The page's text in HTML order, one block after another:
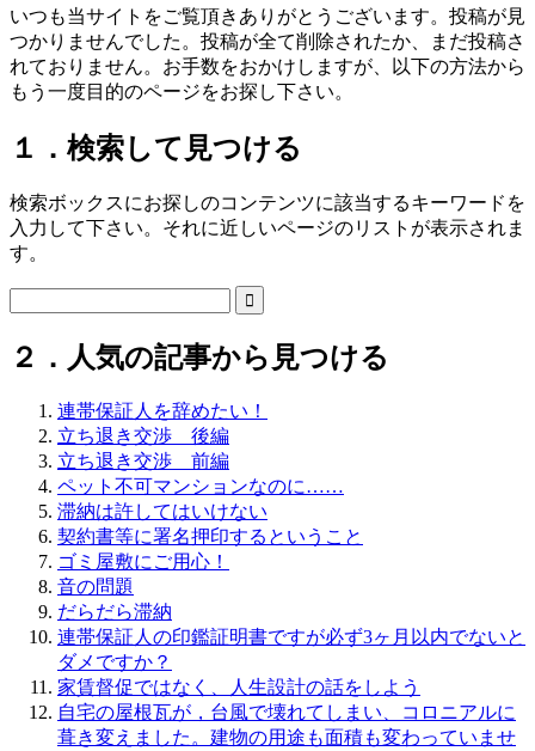
いつも当サイトをご覧頂きありがとうございます。投稿が見
つかりませんでした。投稿が全て削除されたか、まだ投稿さ
れておりません。お手数をおかけしますが、以下の方法から
もう一度目的のページをお探し下さい。
１．検索して見つける
検索ボックスにお探しのコンテンツに該当するキーワードを
入力して下さい。それに近しいページのリストが表示されま
す。

２．人気の記事から見つける
連帯保証人を辞めたい！
立ち退き交渉 後編
立ち退き交渉 前編
ペット不可マンションなのに……
滞納は許してはいけない
契約書等に署名押印するということ
ゴミ屋敷にご用心！
音の問題
だらだら滞納
連帯保証人の印鑑証明書ですが必ず3ヶ月以内でないと
ダメですか？
家賃督促ではなく、人生設計の話をしよう
自宅の屋根瓦が，台風で壊れてしまい、コロニアルに
葺き変えました。建物の用途も面積も変わっていませ